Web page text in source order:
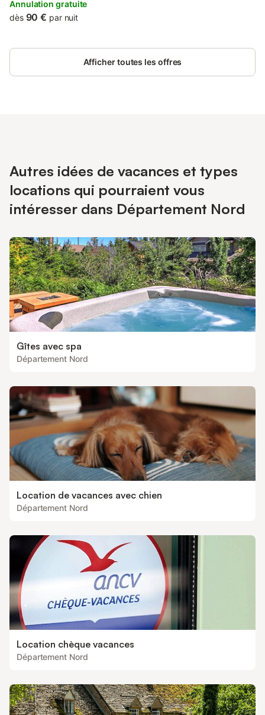
bain avec douche, WC.. Une terrasse arrière et un petit balcon à
l’avant le complète. Location minimum 2 nuitées. Juillet - Août
Annulation gratuite
dès 90 € par nuit
Afficher toutes les offres
Autres idées de vacances et types
locations qui pourraient vous
intéresser dans Département Nord
Gîtes avec spa
Département Nord
Location de vacances avec chien
Département Nord
Location chèque vacances
Département Nord